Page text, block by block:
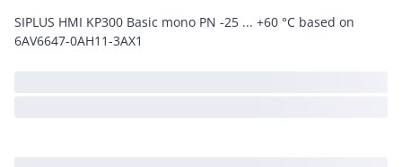
SIPLUS HMI KP300 Basic mono PN -25 ... +60 °C based on
6AV6647-0AH11-3AX1